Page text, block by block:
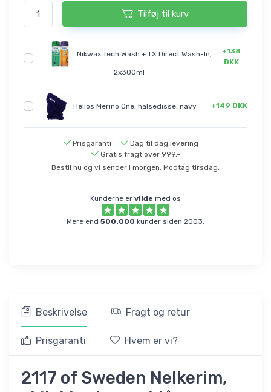
Tilføj til kurv
Nikwax Tech Wash + TX Direct Wash-In,
2x300ml
+138
DKK
Helios Merino One, halsedisse, navy +149 DKK
Prisgaranti
Dag til dag levering
Gratis fragt over 999,-
Bestil nu og vi sender i morgen. Modtag tirsdag.
Kunderne er vilde med os
Mere end 500.000 kunder siden 2003.
Beskrivelse Fragt og retur
Prisgaranti Hvem er vi?
2117 of Sweden Nelkerim,